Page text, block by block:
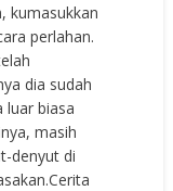
kumasukkan
perlahan.
dia sudah
luar biasa
masih
denyut di